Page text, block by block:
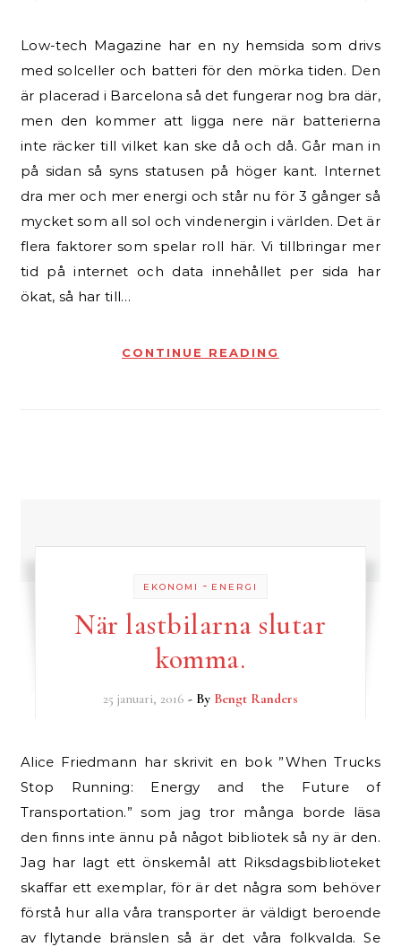
Low-tech Magazine har en ny hemsida som drivs
med solceller och batteri för den mörka tiden. Den
är placerad i Barcelona så det fungerar nog bra där,
men den kommer att ligga nere när batterierna
inte räcker till vilket kan ske då och då. Går man in
på sidan så syns statusen på höger kant. Internet
dra mer och mer energi och står nu för 3 gånger så
mycket som all sol och vindenergin i världen. Det är
flera faktorer som spelar roll här. Vi tillbringar mer
tid på internet och data innehållet per sida har
ökat, så har till…
CONTINUE READING
EKONOMI - ENERGI
När lastbilarna slutar
komma.
25 januari, 2016 - By Bengt Randers
Alice Friedmann har skrivit en bok ”When Trucks
Stop Running: Energy and the Future of
Transportation.” som jag tror många borde läsa
den finns inte ännu på något bibliotek så ny är den.
Jag har lagt ett önskemål att Riksdagsbiblioteket
skaffar ett exemplar, för är det några som behöver
förstå hur alla våra transporter är väldigt beroende
av flytande bränslen så är det våra folkvalda. Se